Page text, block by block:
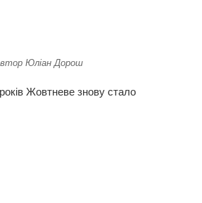
Юліан Дорош
Жовтневе знову стало